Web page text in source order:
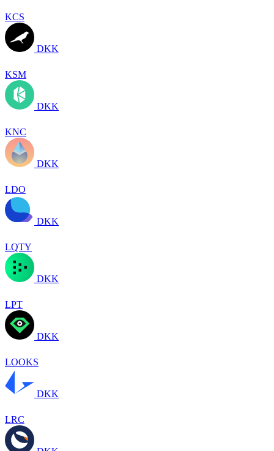
KCS
DKK
KSM
DKK
KNC
DKK
LDO
DKK
LQTY
DKK
LPT
DKK
LOOKS
DKK
LRC